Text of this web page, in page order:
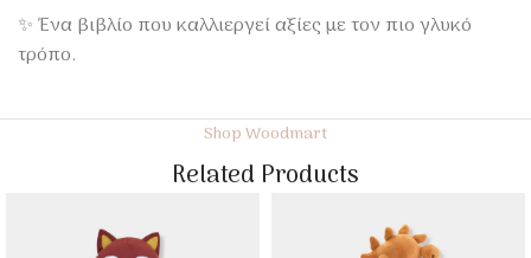
✨ Ένα βιβλίο που καλλιεργεί αξίες με τον πιο γλυκό
τρόπο.
Shop Woodmart
Related Products